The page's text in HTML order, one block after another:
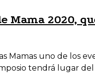
Mama 2020,
Mamas uno de los
tendrá lugar